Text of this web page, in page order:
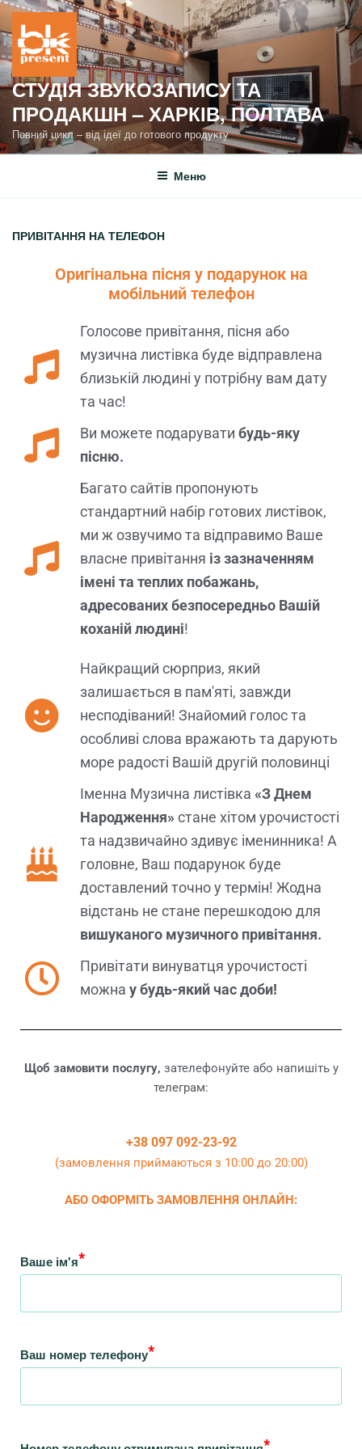
СТУДІЯ ЗВУКОЗАПИСУ ТА
ПРОДАКШН – ХАРКІВ, ПОЛТАВА
Повний цикл – від ідеї до готового продукту
Меню
ПРИВІТАННЯ НА ТЕЛЕФОН
Оригінальна пісня у подарунок на
мобільний телефон
Голосове привітання, пісня або
музична листівка буде відправлена ​​
близькій людині у потрібну вам дату
та час!
Ви можете подарувати будь-яку
пісню.
Багато сайтів пропонують
стандартний набір готових листівок,
ми ж озвучимо та відправимо Ваше
власне привітання із зазначенням
імені та теплих побажань,
адресованих безпосередньо Вашій
коханій людині!
Найкращий сюрприз, який
залишається в пам'яті, завжди
несподіваний! Знайомий голос та
особливі слова вражають та дарують
море радості Вашій другій половинці
Іменна Музична листівка «З Днем
Народження» стане хітом урочистості
та надзвичайно здивує іменинника! А
головне, Ваш подарунок буде
доставлений точно у термін! Жодна
відстань не стане перешкодою для
вишуканого музичного привітання.
Привітати винуватця урочистості
можна у будь-який час доби!
Щоб замовити послугу, зателефонуйте або напишіть у
телеграм:
+38 097 092-23-92
(замовлення приймаються з 10:00 до 20:00)
АБО ОФОРМІТЬ ЗАМОВЛЕННЯ ОНЛАЙН:
Ваше ім'я*
Ваш номер телефону*